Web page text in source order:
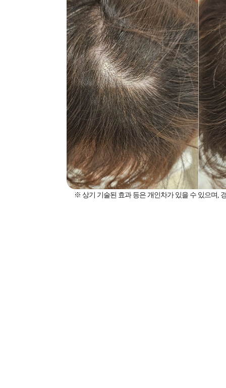
※ 상기 기술된 효과 등은 개인차가 있을 수 있으며,